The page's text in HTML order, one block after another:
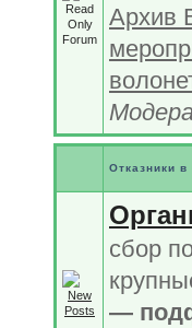
Архив
Отказники в
сбор
—